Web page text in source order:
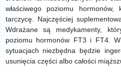
właściwego poziomu
tarczycę. Najczęściej
Wdrażane są medykamenty,
poziomu hormonów FT3 i FT4.
sytuacjach niezbędna będzie
usunięcia części albo całości